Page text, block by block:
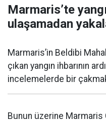
Marmaris’te
ulaşamadan
Marmaris’in Beldibi
çıkan yangın ihbarının
incelemelerde bir
Bunun üzerine